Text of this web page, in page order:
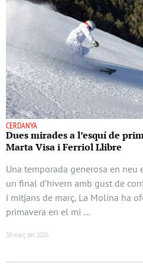
CERDANYA
Dues mirades a l’esquí de
Marta Visa i Ferriol Llibre
Una temporada generosa en neu
un final d’hivern amb gust de
i mitjans de març, La Molina ha
primavera en el mi …
30 març del 2026